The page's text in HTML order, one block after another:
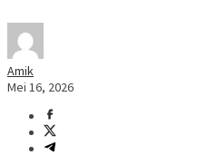
Amik
Mei 16, 2026